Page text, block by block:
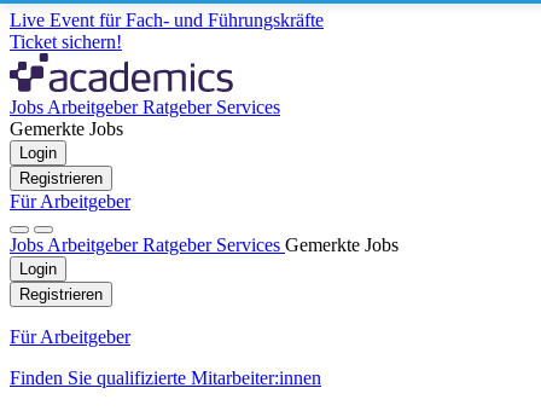
Live Event für Fach- und Führungskräfte
Ticket sichern!
Jobs ArbeitgeberRatgeber Services
Gemerkte Jobs
Login
Registrieren
Für Arbeitgeber
Jobs ArbeitgeberRatgeber Services Gemerkte Jobs
Login
Registrieren
Für Arbeitgeber
Finden Sie qualifizierte Mitarbeiter:innen